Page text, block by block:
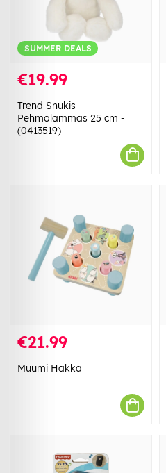
SUMMER DEALS
€19.99
Trend Snukis
Pehmolammas 25 cm -
(0413519)
€21.99
Muumi Hakka